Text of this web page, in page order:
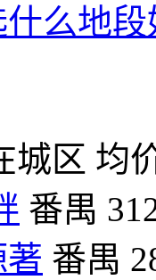
么地段
城区 均
番禺
番禺